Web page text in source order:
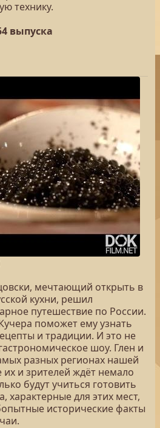
технику.
выпуска
мечтающий открыть в
кухни, решил
путешествие по России.
поможет ему узнать
и традиции. И это не
шоу. Глен и
разных регионах нашей
и зрителей ждёт немало
будут учиться готовить
характерные для этих мест,
исторические факты